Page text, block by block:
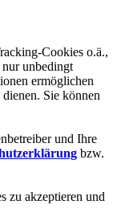
Cookies o.ä.,
unbedingt
ermöglichen
Sie können
und Ihre
bzw.
zu akzeptieren und